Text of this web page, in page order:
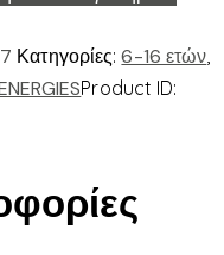
Κατηγορίες:6-16 ετών,
Product ID: